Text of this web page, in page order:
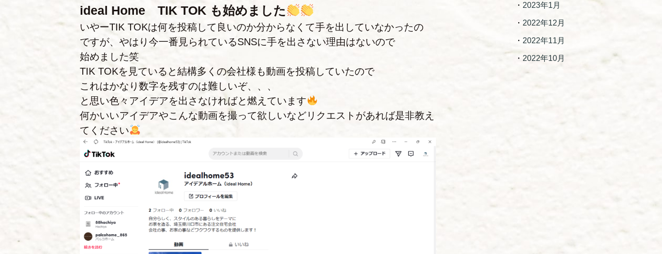
ideal Home TIK TOK も始めました
いやーTIK TOKは何を投稿して良いのか分からなくて手を出していなかったの
ですが、やはり今一番見られているSNSに手を出さない理由はないので
始めました笑
TIK TOKを見ていると結構多くの会社様も動画を投稿していたので
これはかなり数字を残すのは難しいぞ、、、
と思い色々アイデアを出さなければと燃えています
何かいいアイデアやこんな動画を撮って欲しいなどリクエストがあれば是非教え
てください
2023年1月
2022年12月
2022年11月
2022年10月